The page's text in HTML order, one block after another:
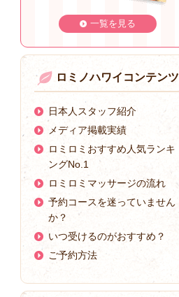
一覧を見る
ロミノハワイコンテンツ
日本人スタッフ紹介
メディア掲載実績
ロミロミおすすめ人気ランキ
ングNo.1
ロミロミマッサージの流れ
予約コースを迷っていません
か？
いつ受けるのがおすすめ？
ご予約方法